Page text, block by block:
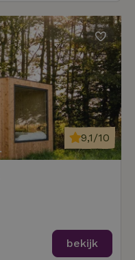
9,1/10
bekijk